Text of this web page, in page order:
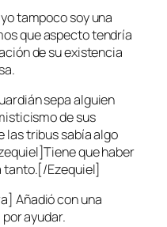
tampoco soy una
que aspecto tendría
de su existencia
sepa alguien
de sus
las tribus sabía algo
que haber
tanto.[/Ezequiel]
Añadió con una
ayudar.